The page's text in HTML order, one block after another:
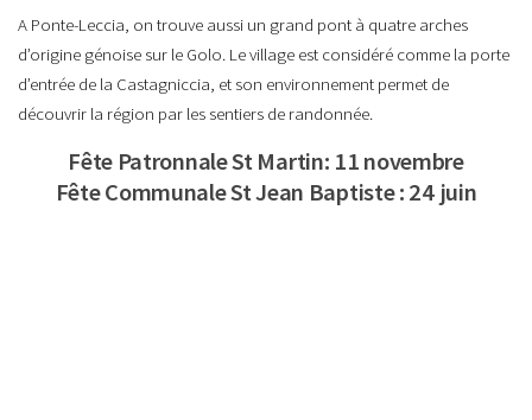
A Ponte-Leccia, on trouve aussi un grand pont à quatre arches
d’origine génoise sur le Golo. Le village est considéré comme la porte
d’entrée de la Castagniccia, et son environnement permet de
découvrir la région par les sentiers de randonnée.
Fête Patronnale St Martin: 11 novembre
Fête Communale St Jean Baptiste : 24 juin